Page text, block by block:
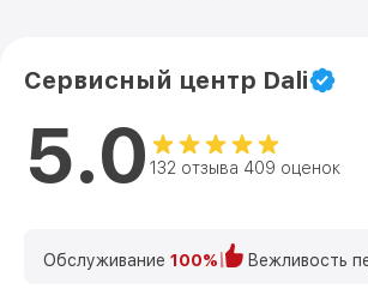
Сервисный центр Dali
5.0 132 отзыва 409 оценок
Обслуживание 100% Вежливость